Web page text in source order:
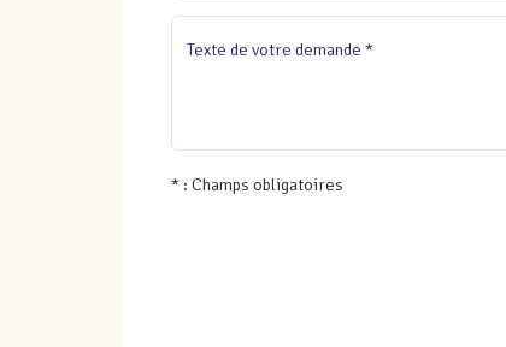
Texte de votre demande *
* : Champs obligatoires